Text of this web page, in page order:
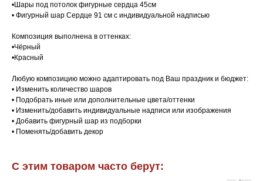
•Шары под потолок фигурные сердца 45см
• Фигурный шар Сердце 91 см с индивидуальной надписью
Композиция выполнена в оттенках:
•Чёрный
•Красный
Любую композицию можно адаптировать под Ваш праздник и бюджет:
• Изменить количество шаров
• Подобрать иные или дополнительные цвета/оттенки
• Изменить/добавить индивидуальные надписи или изображения
• Добавить фигурный шар из подборки
• Поменять/добавить декор
С этим товаром часто берут: